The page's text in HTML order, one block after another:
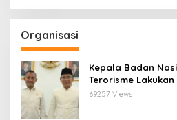
Organisasi
Kepala Badan
Terorisme
Ketua Pengurus
69257 Views